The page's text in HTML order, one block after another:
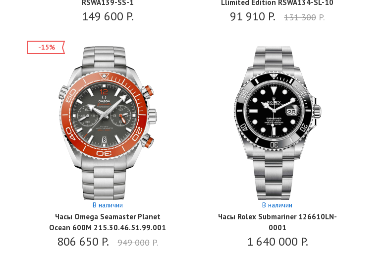
RSWA139-SS-1
149 600 P.
Llimited Edition RSWA134-SL-10
91 910 P. 131 300 P.
В наличии
Часы Omega Seamaster Planet
Ocean 600M 215.30.46.51.99.001
806 650 P. 949 000P.
-15%
В наличии
Часы Rolex Submariner 126610LN-
0001
1 640 000 P.